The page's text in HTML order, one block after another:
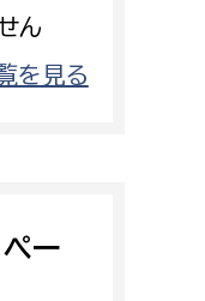
ん
を見る
ー